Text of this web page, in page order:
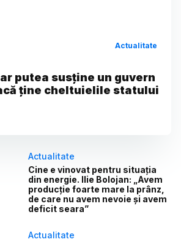
Actualitate
putea susține un guvern
ține cheltuielile statului
Actualitate
Cine e vinovat pentru situația
din energie. Ilie Bolojan: „Avem
producție foarte mare la prânz,
de care nu avem nevoie și avem
deficit seara”
Actualitate